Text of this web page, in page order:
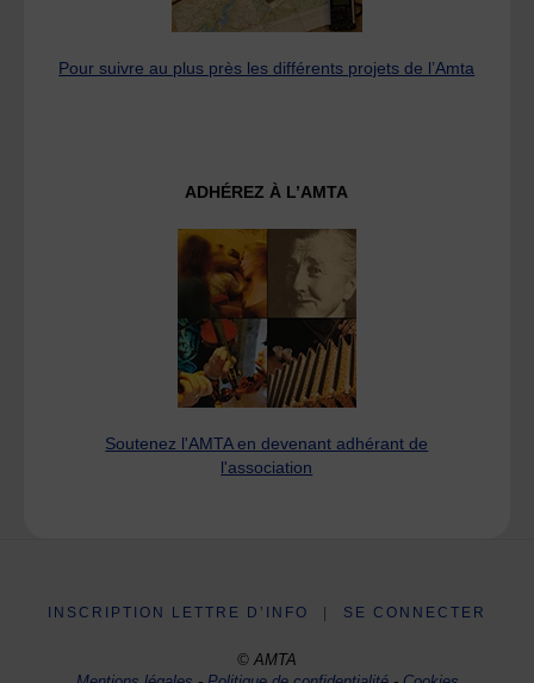
Pour suivre au plus près les différents projets de l’Amta
ADHÉREZ À L’AMTA
Soutenez l'AMTA en devenant adhérant de
l'association
INSCRIPTION LETTRE D’INFO SE CONNECTER
© AMTA